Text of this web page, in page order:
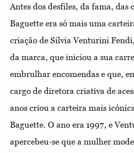
Antes dos desfiles, da fama, das
Baguette era só mais uma
criação de Silvia Venturini
da marca, que iniciou a sua
embrulhar encomendas e que,
cargo de diretora criativa de
anos criou a carteira mais
Baguette. O ano era 1997, e
apercebeu-se que a mulher